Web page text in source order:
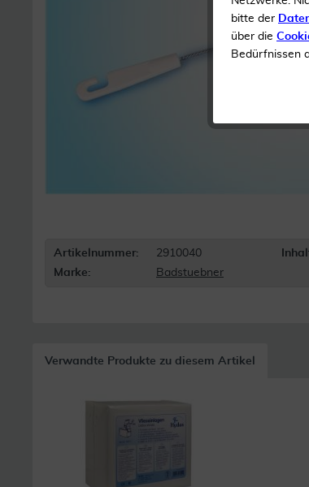
Artikelnummer: 2910040
Marke:
Badstuebner
Verwandte Produkte zu diesem Artikel
bitte der
über die
Bedürfnissen